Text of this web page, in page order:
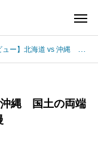
沖縄 国土の両端に住む社員同士の熱いご当地自慢
沖縄 国土の両端